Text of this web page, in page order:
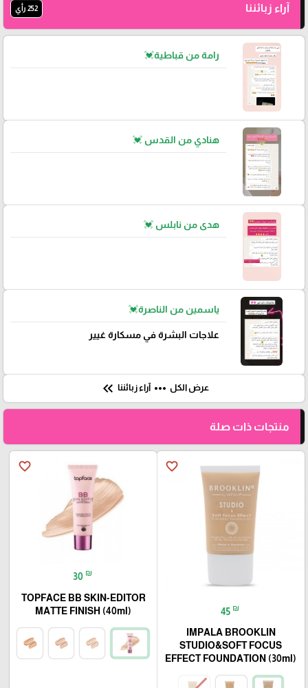
آراء زبائننا 252 رأي
رامة من قباطية💓
هنادي من القدس 💓
هدى من نابلس 💓
ياسمين من الناصرة💓
علاجات البشرة في مسكارة غيير
عرض الكل more_horiz آراء زبائننا keyboard_double_arrow_left
منتجات ذات صلة
favorite_border
45 ₪
IMPALA BROOKLIN
STUDIO&SOFT FOCUS
EFFECT FOUNDATION (30ml)
favorite_border
30 ₪
TOPFACE BB SKIN-EDITOR
MATTE FINISH (40ml)